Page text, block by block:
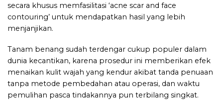
secara khusus memfasilitasi ‘acne scar and face
contouring’ untuk mendapatkan hasil yang lebih
menjanjikan.
Tanam benang sudah terdengar cukup populer dalam
dunia kecantikan, karena prosedur ini memberikan efek
menaikan kulit wajah yang kendur akibat tanda penuaan
tanpa metode pembedahan atau operasi, dan waktu
pemulihan pasca tindakannya pun terbilang singkat.